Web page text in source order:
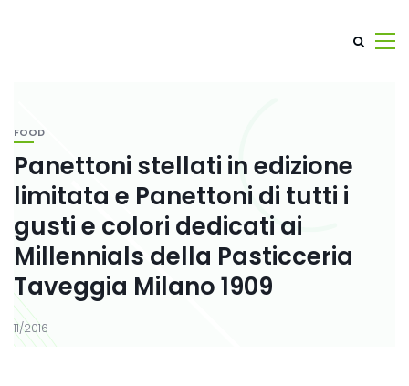
FOOD
Panettoni stellati in edizione
limitata e Panettoni di tutti i
gusti e colori dedicati ai
Millennials della Pasticceria
Taveggia Milano 1909
11/2016